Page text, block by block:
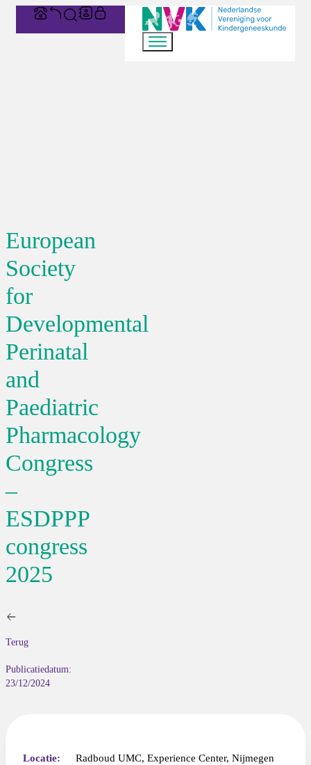
European
Society
for
Developmental
Perinatal
and
Paediatric
Pharmacology
Congress
–
ESDPPP
congress
2025
Terug
Publicatiedatum:
23/12/2024
Locatie: Radboud UMC, Experience Center, Nijmegen